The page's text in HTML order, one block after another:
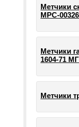
Метчики
МРС-
Метчики
1604-71
Метчики